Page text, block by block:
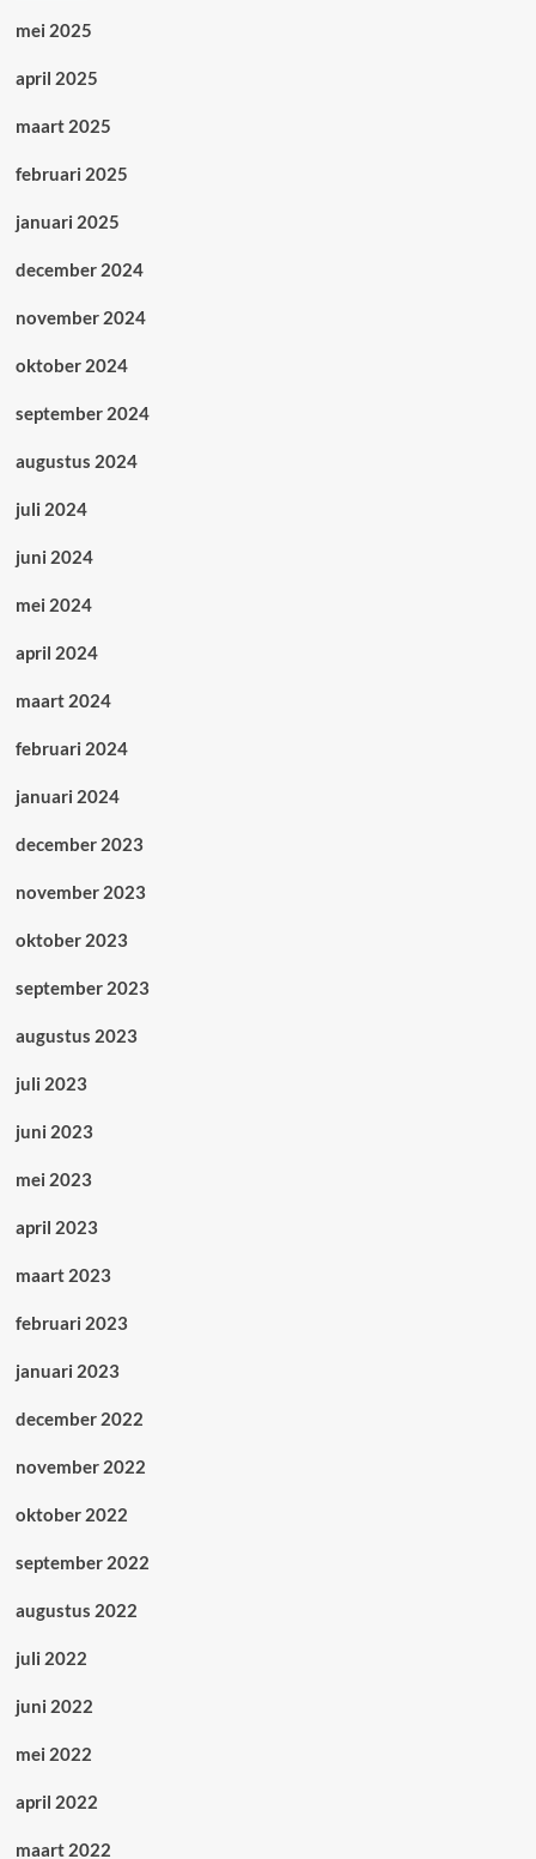
mei 2025
april 2025
maart 2025
februari 2025
januari 2025
december 2024
november 2024
oktober 2024
september 2024
augustus 2024
juli 2024
juni 2024
mei 2024
april 2024
maart 2024
februari 2024
januari 2024
december 2023
november 2023
oktober 2023
september 2023
augustus 2023
juli 2023
juni 2023
mei 2023
april 2023
maart 2023
februari 2023
januari 2023
december 2022
november 2022
oktober 2022
september 2022
augustus 2022
juli 2022
juni 2022
mei 2022
april 2022
maart 2022